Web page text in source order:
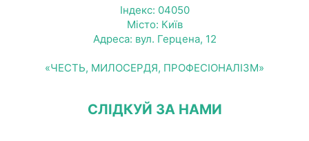
Індекс: 04050
Місто: Київ
Адреса: вул. Герцена, 12
«ЧЕСТЬ, МИЛОСЕРДЯ, ПРОФЕСІОНАЛІЗМ»
СЛІДКУЙ ЗА НАМИ